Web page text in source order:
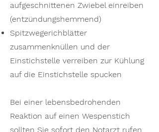
aufgeschnittenen Zwiebel einreiben
(entzündungshemmend)
Spitzwegerichblätter
zusammenknüllen und der
Einstichstelle verreiben zur Kühlung
auf die Einstichstelle spucken
Bei einer lebensbedrohenden
Reaktion auf einen Wespenstich
sollten Sie sofort den Notarzt rufen,